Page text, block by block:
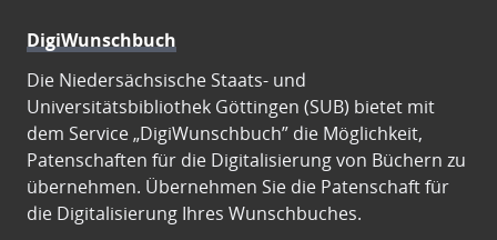
DigiWunschbuch
Die Niedersächsische Staats- und
Universitätsbibliothek Göttingen (SUB) bietet mit
dem Service „DigiWunschbuch” die Möglichkeit,
Patenschaften für die Digitalisierung von Büchern zu
übernehmen. Übernehmen Sie die Patenschaft für
die Digitalisierung Ihres Wunschbuches.